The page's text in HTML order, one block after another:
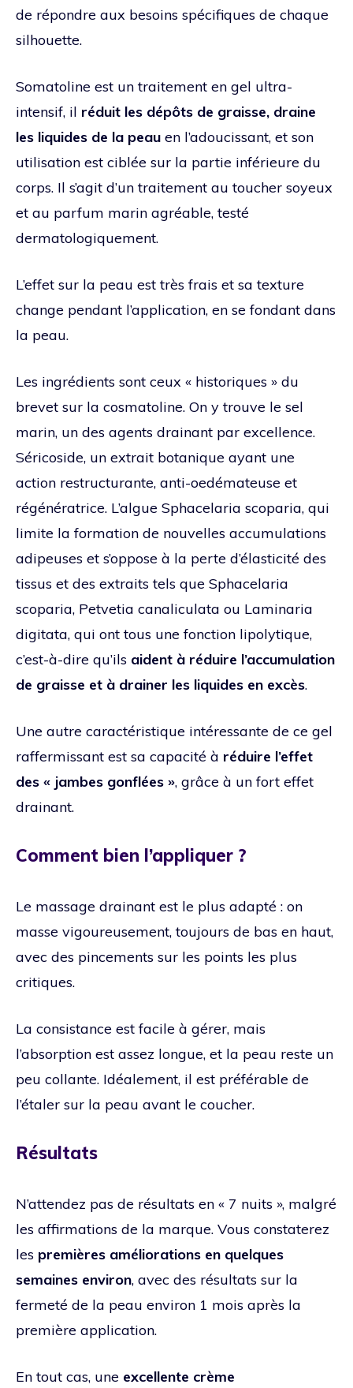
de répondre aux besoins spécifiques de chaque
silhouette.
Somatoline est un traitement en gel ultra-
intensif, il réduit les dépôts de graisse, draine
les liquides de la peau en l’adoucissant, et son
utilisation est ciblée sur la partie inférieure du
corps. Il s’agit d’un traitement au toucher soyeux
et au parfum marin agréable, testé
dermatologiquement.
L’effet sur la peau est très frais et sa texture
change pendant l’application, en se fondant dans
la peau.
Les ingrédients sont ceux « historiques » du
brevet sur la cosmatoline. On y trouve le sel
marin, un des agents drainant par excellence.
Séricoside, un extrait botanique ayant une
action restructurante, anti-oedémateuse et
régénératrice. L’algue Sphacelaria scoparia, qui
limite la formation de nouvelles accumulations
adipeuses et s’oppose à la perte d’élasticité des
tissus et des extraits tels que Sphacelaria
scoparia, Petvetia canaliculata ou Laminaria
digitata, qui ont tous une fonction lipolytique,
c’est-à-dire qu’ils aident à réduire l’accumulation
de graisse et à drainer les liquides en excès.
Une autre caractéristique intéressante de ce gel
raffermissant est sa capacité à réduire l’effet
des « jambes gonflées », grâce à un fort effet
drainant.
Comment bien l’appliquer ?
Le massage drainant est le plus adapté : on
masse vigoureusement, toujours de bas en haut,
avec des pincements sur les points les plus
critiques.
La consistance est facile à gérer, mais
l’absorption est assez longue, et la peau reste un
peu collante. Idéalement, il est préférable de
l’étaler sur la peau avant le coucher.
Résultats
N’attendez pas de résultats en « 7 nuits », malgré
les affirmations de la marque. Vous constaterez
les premières améliorations en quelques
semaines environ, avec des résultats sur la
fermeté de la peau environ 1 mois après la
première application.
En tout cas, une excellente crème